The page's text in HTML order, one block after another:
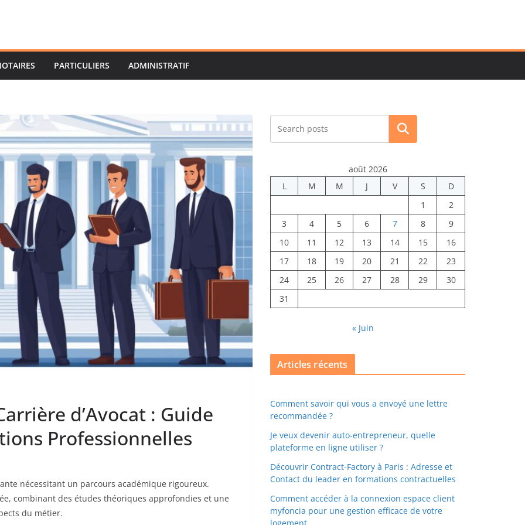
PARTICULIERS ADMINISTRATIF
d’Avocat : Guide
Professionnelles
nécessitant un parcours académique rigoureux.
combinant des études théoriques approfondies et une
du métier.
Rechercher
août 2026
L
M M J V S
D
1
2
3
4 5 6 7 8
9
10
11 12 13 14 15
16
17
18 19 20 21 22
23
24
25 26 27 28 29
30
31
« Juin
Articles récents
Comment savoir qui vous a envoyé une lettre
recommandée ?
Je veux devenir auto-entrepreneur, quelle
plateforme en ligne utiliser ?
Découvrir Contract-Factory à Paris : Adresse et
Contact du leader en formations contractuelles
Comment accéder à la connexion espace client
myfoncia pour une gestion efficace de votre
logement